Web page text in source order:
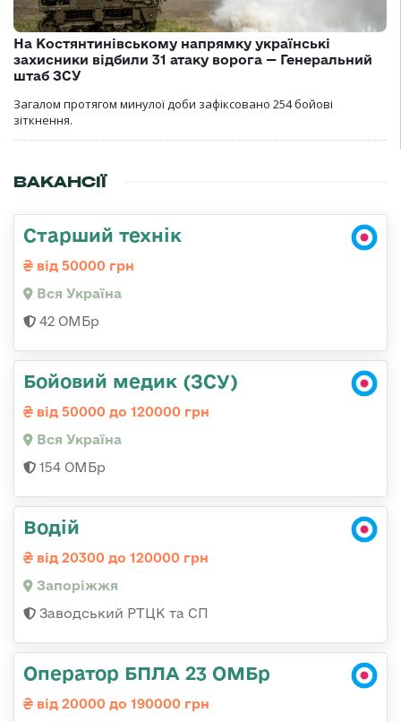
На Костянтинівському напрямку українські
захисники відбили 31 атаку ворога — Генеральний
штаб ЗСУ
Загалом протягом минулої доби зафіксовано 254 бойові
зіткнення.
ВАКАНСІЇ
Старший технік
від 50000 грн
Вся Україна
42 ОМБр
Бойовий медик (ЗСУ)
від 50000 до 120000 грн
Вся Україна
154 ОМБр
Водій
від 20300 до 120000 грн
Запоріжжя
Заводський РТЦК та СП
Оператор БПЛА 23 ОМБр
від 20000 до 190000 грн